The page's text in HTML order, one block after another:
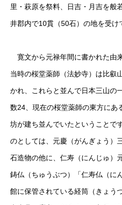
里・萩原を祭料、日吉・月吉を般
井郡内で10貫（50石）の地を受け
寛文から元禄年間に書かれた由
当時の桜堂薬師（法妙寺）は比叡
かれ、これらと並んで日本三山の
数24、現在の桜堂薬師の東方にあ
坊が建ち並んでいたということで
のとしては、元慶（がんぎょう）
石造物の他に、仁寿（にんじゅ）
鋳仏（ちゅうぶつ）「仁寿仏（に
館に保管されている経筒（きょう